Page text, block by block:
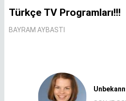
Türkçe TV Programları!!!
BAYRAM AYBASTI